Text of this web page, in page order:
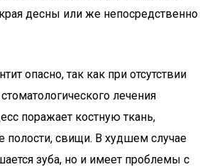
десны или же непосредственно
опасно, так как при отсутствии
лечения
поражает костную ткань,
полости, свищи. В худшем случае
зуба, но и имеет проблемы с